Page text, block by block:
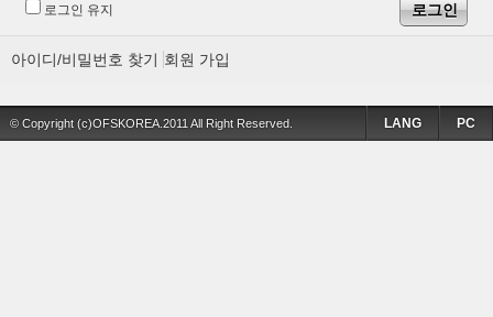
로그인 유지
아이디/비밀번호 찾기 회원 가입
© Copyright (c)OFSKOREA.2011 All Right Reserved. PC
LANG